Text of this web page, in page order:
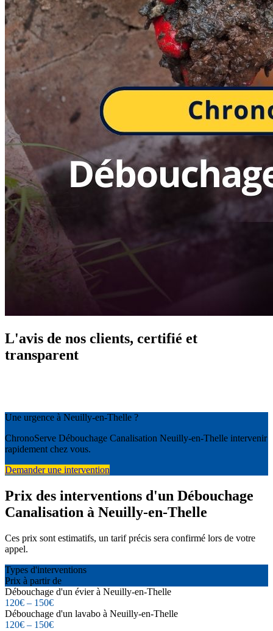
L'avis de nos clients, certifié et
transparent
Une urgence à Neuilly-en-Thelle ?
ChronoServe Débouchage Canalisation Neuilly-en-Thelle intervenir
rapidement chez vous.
Demander une intervention
Prix des interventions d'un Débouchage
Canalisation à Neuilly-en-Thelle
Ces prix sont estimatifs, un tarif précis sera confirmé lors de votre
appel.
Types d'interventions
Prix à partir de
Débouchage d'un évier à Neuilly-en-Thelle
120€ – 150€
Débouchage d'un lavabo à Neuilly-en-Thelle
120€ – 150€